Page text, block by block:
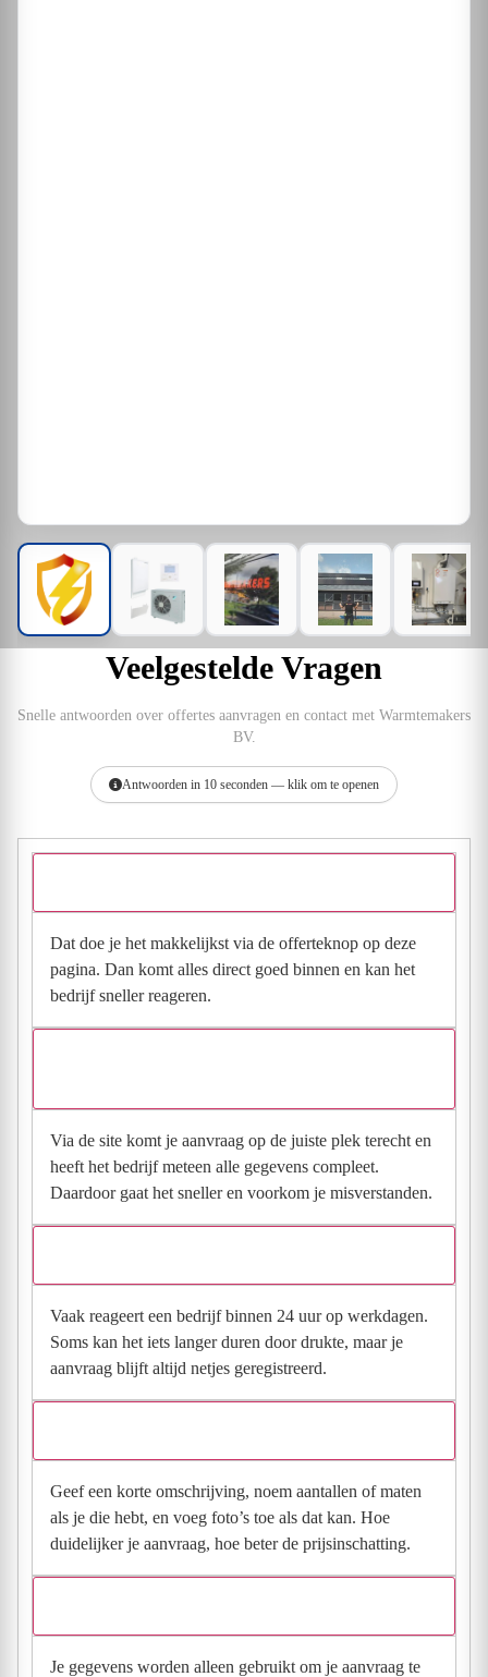
Veelgestelde Vragen
Snelle antwoorden over offertes aanvragen en contact met Warmtemakers
BV.
Antwoorden in 10 seconden — klik om te openen
Dat doe je het makkelijkst via de offerteknop op deze
pagina. Dan komt alles direct goed binnen en kan het
bedrijf sneller reageren.
Via de site komt je aanvraag op de juiste plek terecht en
heeft het bedrijf meteen alle gegevens compleet.
Daardoor gaat het sneller en voorkom je misverstanden.
Vaak reageert een bedrijf binnen 24 uur op werkdagen.
Soms kan het iets langer duren door drukte, maar je
aanvraag blijft altijd netjes geregistreerd.
Geef een korte omschrijving, noem aantallen of maten
als je die hebt, en voeg foto’s toe als dat kan. Hoe
duidelijker je aanvraag, hoe beter de prijsinschatting.
Je gegevens worden alleen gebruikt om je aanvraag te